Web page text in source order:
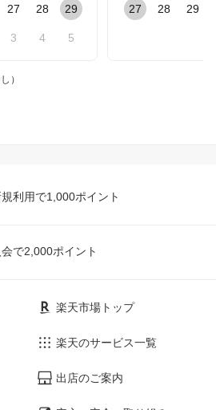
27 28 29
3 4 5
27 28 29
）
利用で1,000ポイント
で2,000ポイント
楽天市場トップ
楽天のサービス一覧
出店のご案内